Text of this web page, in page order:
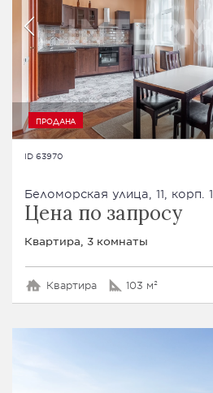
ПРОДАНА
ID 63970
Беломорская улица, 11, корп. 1
Цена по запросу
Квартира, 3 комнаты
Квартира 103 м²